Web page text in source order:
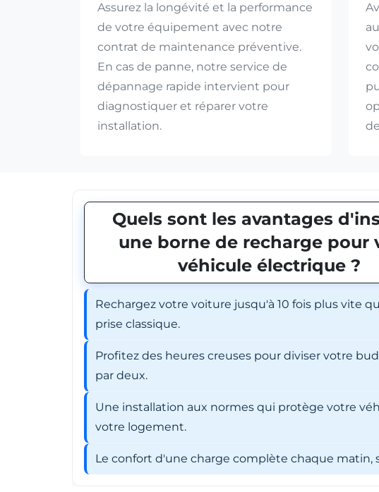
Assurez la longévité et la performance
de votre équipement avec notre
contrat de maintenance préventive.
En cas de panne, notre service de
dépannage rapide intervient pour
diagnostiquer et réparer votre
installation.
Quels sont les avantages
une borne de recharge pour
véhicule électrique ?
Rechargez votre voiture jusqu'à 10 fois plus vite
prise classique.
Profitez des heures creuses pour diviser votre
par deux.
Une installation aux normes qui protège votre
votre logement.
Le confort d'une charge complète chaque matin,